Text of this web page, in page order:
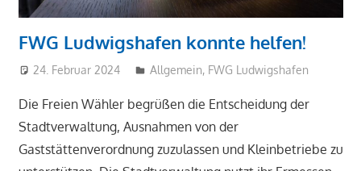
FWG Ludwigshafen konnte helfen!
24. Februar 2024 tkiste
Allgemein, FWG Ludwigshafen
Die Freien Wähler begrüßen die Entscheidung der
Stadtverwaltung, Ausnahmen von der
Gaststättenverordnung zuzulassen und Kleinbetriebe zu